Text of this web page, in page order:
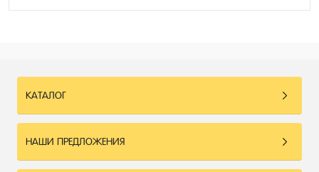
КАТАЛОГ
НАШИ ПРЕДЛОЖЕНИЯ